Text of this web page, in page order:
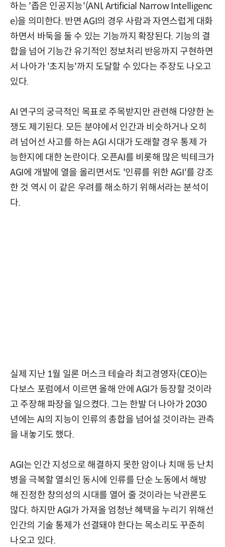
하는 '좁은 인공지능'(ANI, Artificial Narrow Intelligenc
e)을 의미한다. 반면 AGI의 경우 사람과 자연스럽게 대화
하면서 바둑을 둘 수 있는 기능까지 확장된다. 기능의 결
합을 넘어 기능간 유기적인 정보처리 반응까지 구현하면
서 나아가 '초지능'까지 도달할 수 있다는 주장도 나오고
있다.
AI 연구의 궁극적인 목표로 주목받지만 관련해 다양한 논
쟁도 제기된다. 모든 분야에서 인간과 비슷하거나 오히
려 넘어선 사고를 하는 AGI 시대가 도래할 경우 통제 가
능한지에 대한 논란이다. 오픈AI를 비롯해 많은 빅테크가
AGI에 개발에 열을 올리면서도 '인류를 위한 AGI'를 강조
한 것 역시 이 같은 우려를 해소하기 위해서라는 분석이
다.
실제 지난 1월 일론 머스크 테슬라 최고경영자(CEO)는
다보스 포럼에서 이르면 올해 안에 AGI가 등장할 것이라
고 주장해 파장을 일으켰다. 그는 한발 더 나아가 2030
년에는 AI의 지능이 인류의 총합을 넘어설 것이라는 관측
을 내놓기도 했다.
AGI는 인간 지성으로 해결하지 못한 암이나 치매 등 난치
병을 극복할 열쇠인 동시에 인류를 단순 노동에서 해방
해 진정한 창의성의 시대를 열어 줄 것이라는 낙관론도
많다. 하지만 AGI가 가져올 엄청난 혜택을 누리기 위해선
인간의 기술 통제가 선결돼야 한다는 목소리도 꾸준히
나오고 있다.